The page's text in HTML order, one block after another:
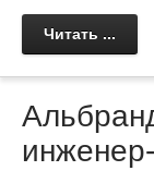
Читать ...